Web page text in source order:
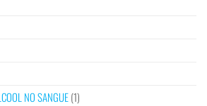
NO SANGUE(1)